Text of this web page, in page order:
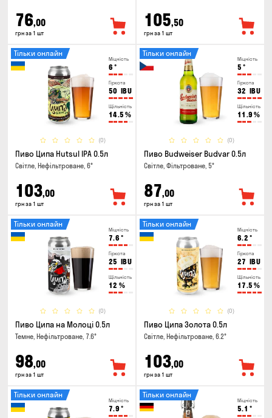
76,00
грн за 1 шт
105,50
грн за 1 шт
Міцність
6 °
Гіркота
50 IBU
Щільність
14.5 %
(0)
Тільки онлайн
Пиво Ципа Hutsul IPA 0.5л
Світле, Нефільтроване, 6°
103,00
грн за 1 шт
Міцність
5 °
Гіркота
32 IBU
Щільність
11.9 %
(0)
Тільки онлайн
Пиво Budweiser Budvar 0.5л
Світле, Фільтроване, 5°
87,00
грн за 1 шт
Міцність
7.6 °
Гіркота
25 IBU
Щільність
12 %
(0)
Тільки онлайн
Пиво Ципа на Молоці 0.5л
Темне, Нефільтроване, 7.6°
98,00
грн за 1 шт
Міцність
6.2 °
Гіркота
27 IBU
Щільність
17.5 %
(0)
Тільки онлайн
Пиво Ципа Золота 0.5л
Світле, Нефільтроване, 6.2°
103,00
грн за 1 шт
Міцність
7.9 °
Тільки онлайн
Міцність
5.1 °
Тільки онлайн